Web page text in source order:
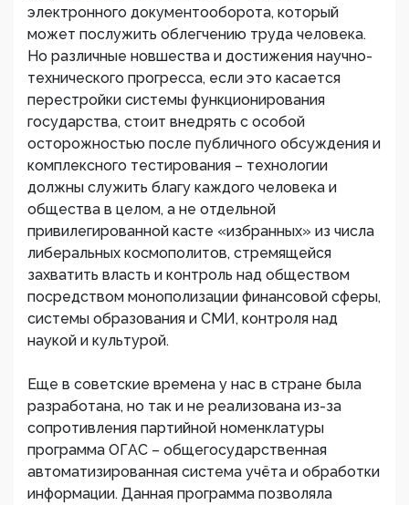
электронного документооборота, который
может послужить облегчению труда человека.
Но различные новшества и достижения научно-
технического прогресса, если это касается
перестройки системы функционирования
государства, стоит внедрять с особой
осторожностью после публичного обсуждения и
комплексного тестирования – технологии
должны служить благу каждого человека и
общества в целом, а не отдельной
привилегированной касте «избранных» из числа
либеральных космополитов, стремящейся
захватить власть и контроль над обществом
посредством монополизации финансовой сферы,
системы образования и СМИ, контроля над
наукой и культурой.
Еще в советские времена у нас в стране была
разработана, но так и не реализована из-за
сопротивления партийной номенклатуры
программа ОГАС – общегосударственная
автоматизированная система учёта и обработки
информации. Данная программа позволяла